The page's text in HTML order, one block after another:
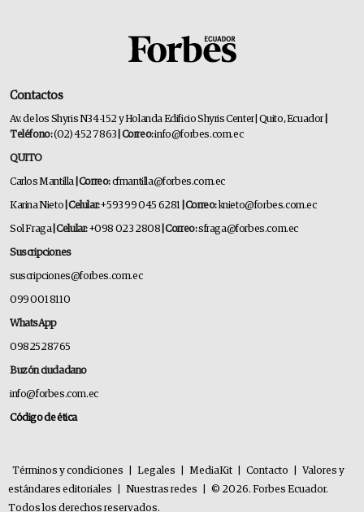
Contactos
Av. de los Shyris N34-152 y Holanda Edificio Shyris Center | Quito, Ecuador
Teléfono:(02) 452 7863 | Correo:info@forbes.com.ec
QUITO
Carlos Mantilla | Correo:cfmantilla@forbes.com.ec
Karina Nieto | Celular:+593 99 045 6281 | Correo:knieto@forbes.com.ec
Sol Fraga| Celular:+098 023 2808 | Correo:sfraga@forbes.com.ec
Suscripciones
suscripciones@forbes.com.ec
099 001 8110
WhatsApp
0982528765
Buzón ciudadano
info@forbes.com.ec
Código de ética
Términos y condiciones Legales MediaKit Contacto
Valores y
estándares editoriales
Nuestras redes
© 2026. Forbes Ecuador.
Todos los derechos reservados.